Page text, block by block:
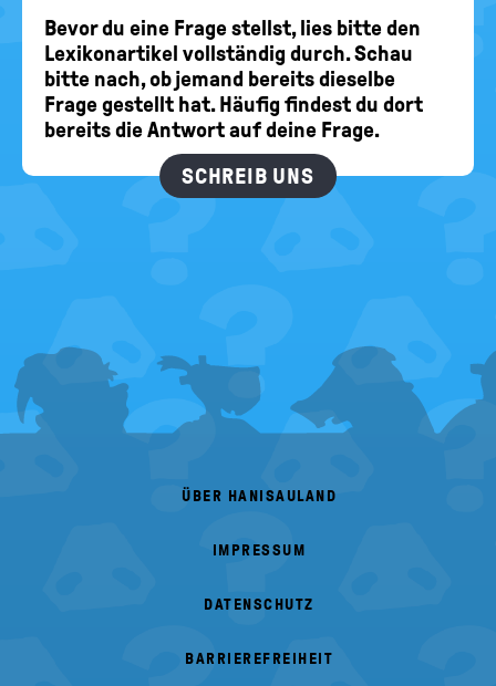
Bevor du eine Frage stellst, lies bitte den
Lexikonartikel vollständig durch. Schau
bitte nach, ob jemand bereits dieselbe
Frage gestellt hat. Häufig findest du dort
bereits die Antwort auf deine Frage.
SCHREIB UNS
FOOTER
MENU
ÜBER HANISAULAND
IMPRESSUM
DATENSCHUTZ
BARRIEREFREIHEIT